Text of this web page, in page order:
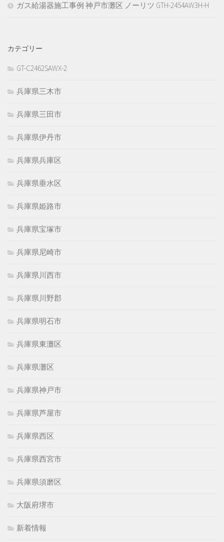
ガス給湯器施工事例 神戸市灘区 ノーリツ GTH-2454AW3H-H
カテゴリー
GT-C2462SAWX-2
兵庫県三木市
兵庫県三田市
兵庫県伊丹市
兵庫県兵庫区
兵庫県垂水区
兵庫県姫路市
兵庫県宝塚市
兵庫県尼崎市
兵庫県川西市
兵庫県川野郡
兵庫県明石市
兵庫県東灘区
兵庫県灘区
兵庫県神戸市
兵庫県芦屋市
兵庫県西区
兵庫県西宮市
兵庫県須磨区
大阪府堺市
新着情報